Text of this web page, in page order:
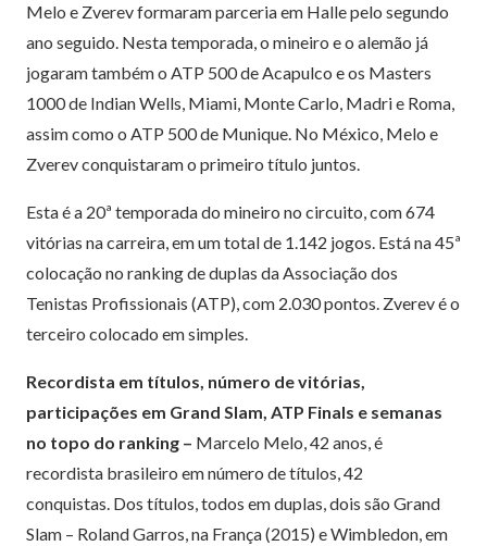
Melo e Zverev formaram parceria em Halle pelo segundo
ano seguido. Nesta temporada, o mineiro e o alemão já
jogaram também o ATP 500 de Acapulco e os Masters
1000 de Indian Wells, Miami, Monte Carlo, Madri e Roma,
assim como o ATP 500 de Munique. No México, Melo e
Zverev conquistaram o primeiro título juntos.
Esta é a 20ª temporada do mineiro no circuito, com 674
vitórias na carreira, em um total de 1.142 jogos. Está na 45ª
colocação no ranking de duplas da Associação dos
Tenistas Profissionais (ATP), com 2.030 pontos. Zverev é o
terceiro colocado em simples.
Recordista em títulos, número de vitórias,
participações em Grand Slam, ATP Finals e semanas
no topo do ranking – Marcelo Melo, 42 anos, é
recordista brasileiro em número de títulos, 42
conquistas. Dos títulos, todos em duplas, dois são Grand
Slam – Roland Garros, na França (2015) e Wimbledon, em